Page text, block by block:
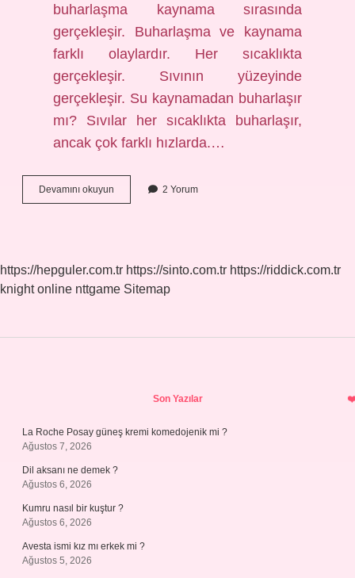
buharlaşma kaynama sırasında
gerçekleşir. Buharlaşma ve kaynama
farklı olaylardır. Her sıcaklıkta
gerçekleşir. Sıvının yüzeyinde
gerçekleşir. Su kaynamadan buharlaşır
mı? Sıvılar her sıcaklıkta buharlaşır,
ancak çok farklı hızlarda.…
Devamını okuyun Kaynama
Ve
Farklar
Vardır
2 Yorum
https://hepguler.com.tr https://sinto.com.tr https://riddick.com.tr
knight online nttgame Sitemap
Son Yazılar
La Roche Posay güneş kremi komedojenik mi ?
Ağustos 7, 2026
Dil aksanı ne demek ?
Ağustos 6, 2026
Kumru nasıl bir kuştur ?
Ağustos 6, 2026
Avesta ismi kız mı erkek mi ?
Ağustos 5, 2026